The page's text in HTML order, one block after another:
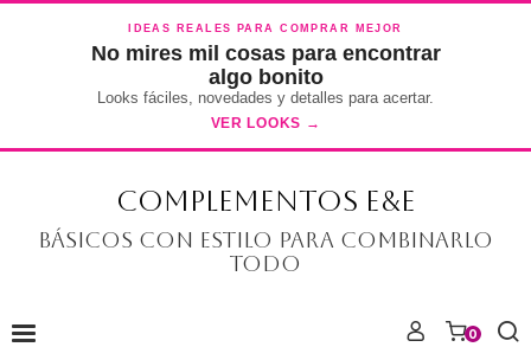
IDEAS REALES PARA COMPRAR MEJOR
No mires mil cosas para encontrar
algo bonito
Looks fáciles, novedades y detalles para acertar.
VER LOOKS →
COMPLEMENTOS E&E
Básicos con estilo para combinarlo
todo
0